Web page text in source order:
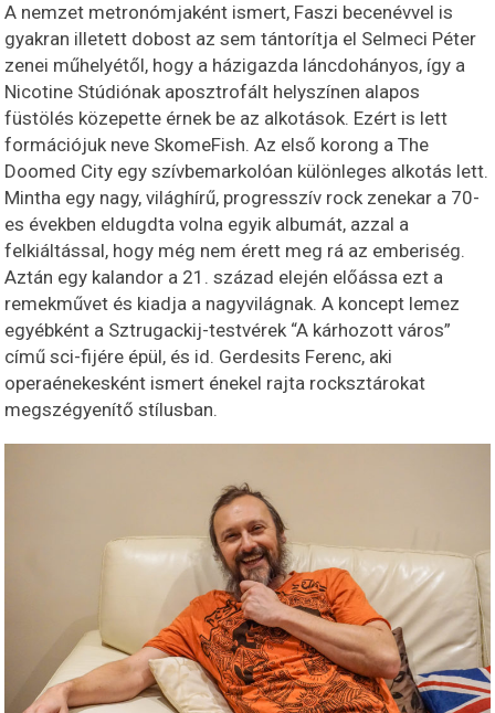
A nemzet metronómjaként ismert, Faszi becenévvel is
gyakran illetett dobost az sem tántorítja el Selmeci Péter
zenei műhelyétől, hogy a házigazda láncdohányos, így a
Nicotine Stúdiónak aposztrofált helyszínen alapos
füstölés közepette érnek be az alkotások. Ezért is lett
formációjuk neve SkomeFish. Az első korong a The
Doomed City egy szívbemarkolóan különleges alkotás lett.
Mintha egy nagy, világhírű, progresszív rock zenekar a 70-
es években eldugdta volna egyik albumát, azzal a
felkiáltással, hogy még nem érett meg rá az emberiség.
Aztán egy kalandor a 21. század elején előássa ezt a
remekművet és kiadja a nagyvilágnak. A koncept lemez
egyébként a Sztrugackij-testvérek “A kárhozott város”
című sci-fijére épül, és id. Gerdesits Ferenc, aki
operaénekesként ismert énekel rajta rocksztárokat
megszégyenítő stílusban.